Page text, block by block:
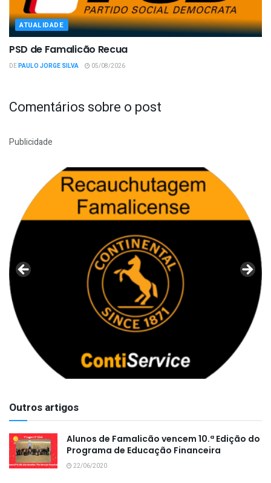
ATUALIDADE
PSD de Famalicão Recua
DEPAULO JORGE SILVA 05/08/2026
Comentários sobre o post
Publicidade
Outros artigos
Alunos de Famalicão vencem 10.ª Edição do
Programa de Educação Financeira
22/06/2020